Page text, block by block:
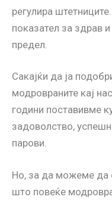
регулира
показател за здрав
предел.
Сакајќи да ја
модровраните кај
години поставивме
задоволство,
парови.
Но, за да можеме да
што повеќе